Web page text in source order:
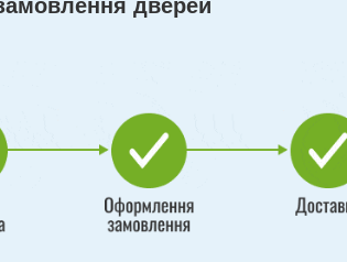
дверей